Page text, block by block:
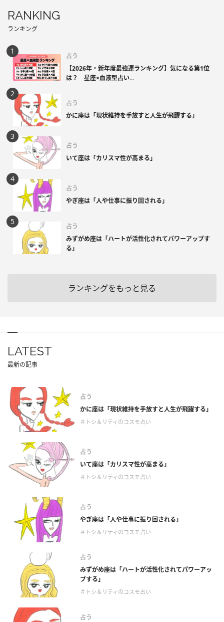
RANKING
ランキング
占う
【2026年・新年度最強運ランキング】気になる第1位
は？ 星座×血液型占い...
占う
かに座は「現状維持を手放すと人生が飛躍する」
占う
いて座は「カリスマ性が高まる」
占う
やぎ座は「人や仕事に振り回される」
占う
みずがめ座は「ハートが活性化されてパワーアップす
る」
ランキングをもっと見る
LATEST
最新の記事
占う
かに座は「現状維持を手放すと人生が飛躍する」
＃トシ＆リティのコスモ占い
占う
いて座は「カリスマ性が高まる」
＃トシ＆リティのコスモ占い
占う
やぎ座は「人や仕事に振り回される」
＃トシ＆リティのコスモ占い
占う
みずがめ座は「ハートが活性化されてパワーアッ
プする」
＃トシ＆リティのコスモ占い
占う